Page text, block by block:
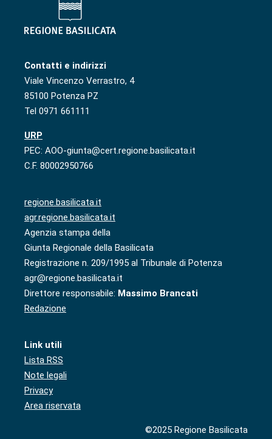
Contatti e indirizzi
Viale Vincenzo Verrastro, 4
85100 Potenza PZ
Tel 0971 661111
URP
PEC: AOO-giunta@cert.regione.basilicata.it
C.F. 80002950766
regione.basilicata.it
agr.regione.basilicata.it
Agenzia stampa della
Giunta Regionale della Basilicata
Registrazione n. 209/1995 al Tribunale di Potenza
agr@regione.basilicata.it
Direttore responsabile: Massimo Brancati
Redazione
Link utili
Lista RSS
Note legali
Privacy
Area riservata
©2025 Regione Basilicata